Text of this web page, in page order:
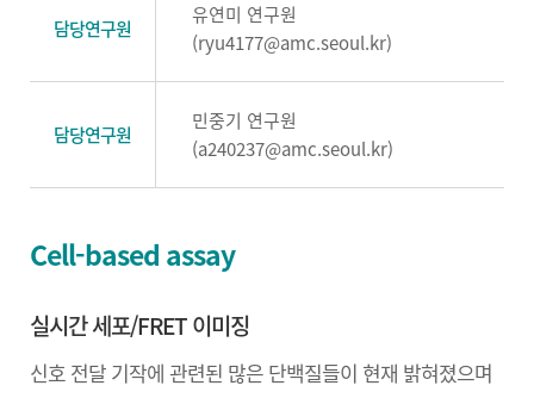
담당연구원
유연미 연구원
(ryu4177@amc.seoul.kr)
담당연구원
민중기 연구원
(a240237@amc.seoul.kr)
Cell-based assay
실시간 세포/FRET 이미징
신호 전달 기작에 관련된 많은 단백질들이 현재 밝혀졌으며